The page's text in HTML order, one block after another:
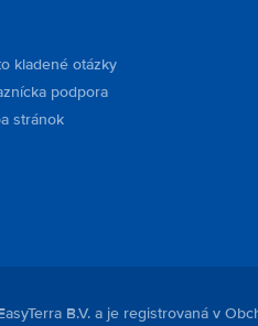
kladené otázky
podpora
stránok
B.V. a je registrovaná v